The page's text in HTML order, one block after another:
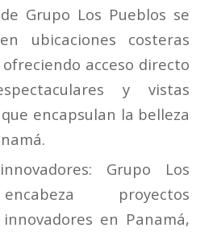
Grupo Los Pueblos se
ubicaciones costeras
acceso directo
y vistas
encapsulan la belleza
: Grupo Los
proyectos
en Panamá,